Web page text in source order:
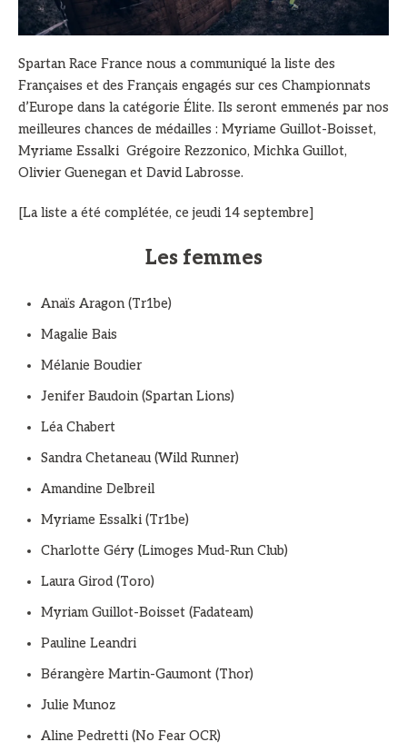
Spartan Race France nous a communiqué la liste des
Françaises et des Français engagés sur ces Championnats
d’Europe dans la catégorie Élite. Ils seront emmenés par nos
meilleures chances de médailles : Myriame Guillot-Boisset,
Myriame Essalki Grégoire Rezzonico, Michka Guillot,
Olivier Guenegan et David Labrosse.
[La liste a été complétée, ce jeudi 14 septembre]
Les femmes
Anaïs Aragon (Tr1be)
Magalie Bais
Mélanie Boudier
Jenifer Baudoin (Spartan Lions)
Léa Chabert
Sandra Chetaneau (Wild Runner)
Amandine Delbreil
Myriame Essalki (Tr1be)
Charlotte Géry (Limoges Mud-Run Club)
Laura Girod (Toro)
Myriam Guillot-Boisset (Fadateam)
Pauline Leandri
Bérangère Martin-Gaumont (Thor)
Julie Munoz
Aline Pedretti (No Fear OCR)